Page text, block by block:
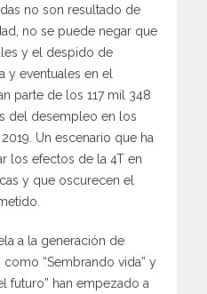
no son resultado de
no se puede negar que
y el despido de
y eventuales en el
parte de los 117 mil 348
del desempleo en los
Un escenario que ha
los efectos de la 4T en
y que oscurecen el
a la generación de
“Sembrando vida” y
futuro” han empezado a